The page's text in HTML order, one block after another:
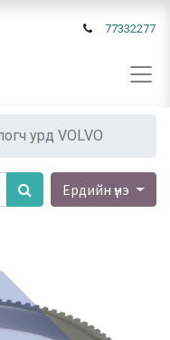
77332277
урд VOLVO
Ердийн үнэ